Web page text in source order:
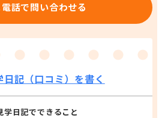
電話で問い合わせる
日記（口コミ）を書く
学日記でできること